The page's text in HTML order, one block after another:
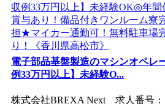
電子部品基盤製造のマシンオペレ
例33万円以上】未経験O...
株式会社BREXA Next 求人番号：